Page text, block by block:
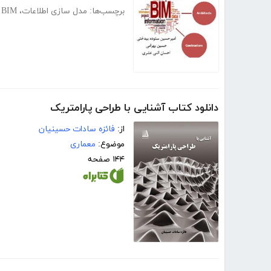
برچسب‌ها: مدل سازی اطلاعات، BIM
دانلود کتاب آشنایی با طراحی پارامتریک
از: فائزه سادات حسینیان
موضوع: معماری
۱۴۴ صفحه